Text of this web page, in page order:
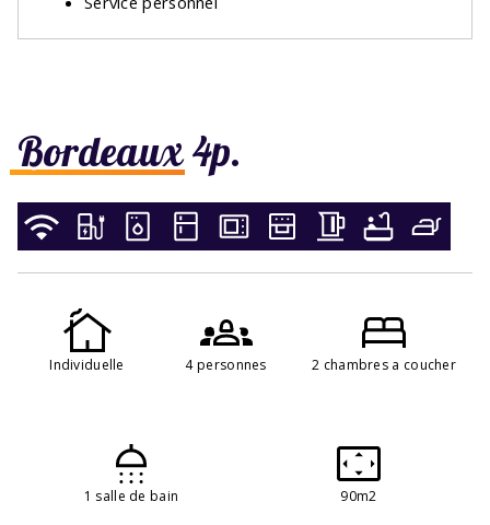
Bordeaux 4p.
Individuelle 4 personnes 2 chambres a coucher
1 salle de bain 90m2